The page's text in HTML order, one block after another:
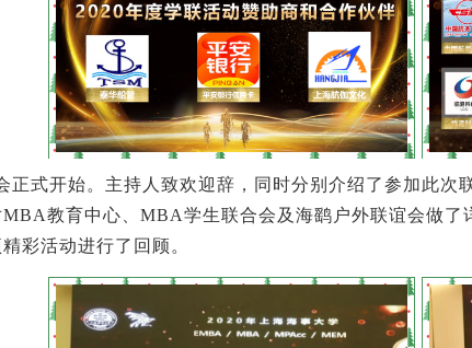
式开始。主持人致欢迎辞，同时分别介绍了参加此次
教育中心、MBA学生联合会及海鹞户外联谊会做了
彩活动进行了回顾。